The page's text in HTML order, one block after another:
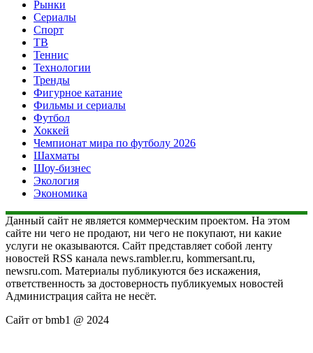
Рынки
Сериалы
Спорт
ТВ
Теннис
Технологии
Тренды
Фигурное катание
Фильмы и сериалы
Футбол
Хоккей
Чемпионат мира по футболу 2026
Шахматы
Шоу-бизнес
Экология
Экономика
Данный сайт не является коммерческим проектом. На этом
сайте ни чего не продают, ни чего не покупают, ни какие
услуги не оказываются. Сайт представляет собой ленту
новостей RSS канала news.rambler.ru, kommersant.ru,
newsru.com. Материалы публикуются без искажения,
ответственность за достоверность публикуемых новостей
Администрация сайта не несёт.
Сайт от bmb1 @ 2024